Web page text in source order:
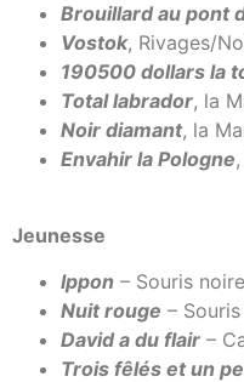
Brouillard au pont
Vostok, Rivages/
190500 dollars la
Total labrador, la
Noir diamant, la
Envahir la Pologne
Jeunesse
Ippon – Souris
Nuit rouge –
David a du flair –
Trois fêlés et un